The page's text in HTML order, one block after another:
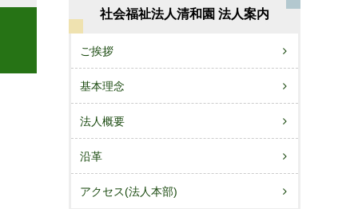
社会福祉法人清和園 法人案内
ご挨拶
基本理念
法人概要
沿革
アクセス(法人本部)